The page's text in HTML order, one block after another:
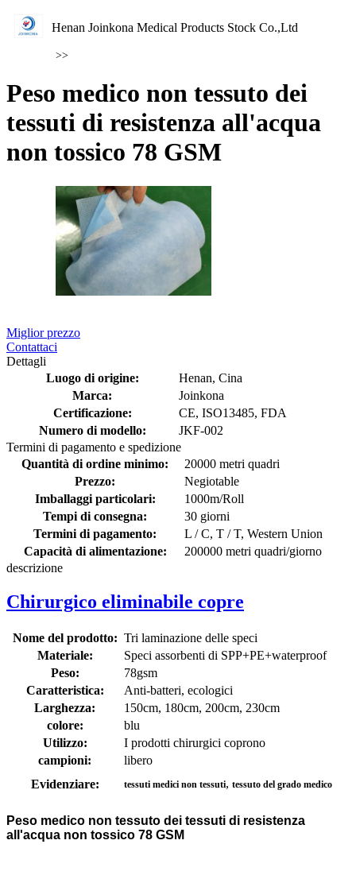
Henan Joinkona Medical Products Stock Co.,Ltd
>>
Peso medico non tessuto dei
tessuti di resistenza all'acqua
non tossico 78 GSM
Miglior prezzo
Contattaci
Dettagli
Luogo di origine:
Henan, Cina
Marca:
Joinkona
Certificazione:
CE, ISO13485, FDA
Numero di modello:
JKF-002
Termini di pagamento e spedizione
Quantità di ordine minimo:
20000 metri quadri
Prezzo:
Negiotable
Imballaggi particolari:
1000m/Roll
Tempi di consegna:
30 giorni
Termini di pagamento:
L / C, T / T, Western Union
Capacità di alimentazione:
200000 metri quadri/giorno
descrizione
Chirurgico eliminabile copre
Nome del prodotto: Tri laminazione delle speci
Materiale:
Speci assorbenti di SPP+PE+waterproof
Peso:
78gsm
Caratteristica:
Anti-batteri, ecologici
Larghezza:
150cm, 180cm, 200cm, 230cm
colore:
blu
Utilizzo:
I prodotti chirurgici coprono
campioni:
libero
Evidenziare:
tessuti medici non tessuti, tessuto del grado medico
Peso medico non tessuto dei tessuti di resistenza
all'acqua non tossico 78 GSM